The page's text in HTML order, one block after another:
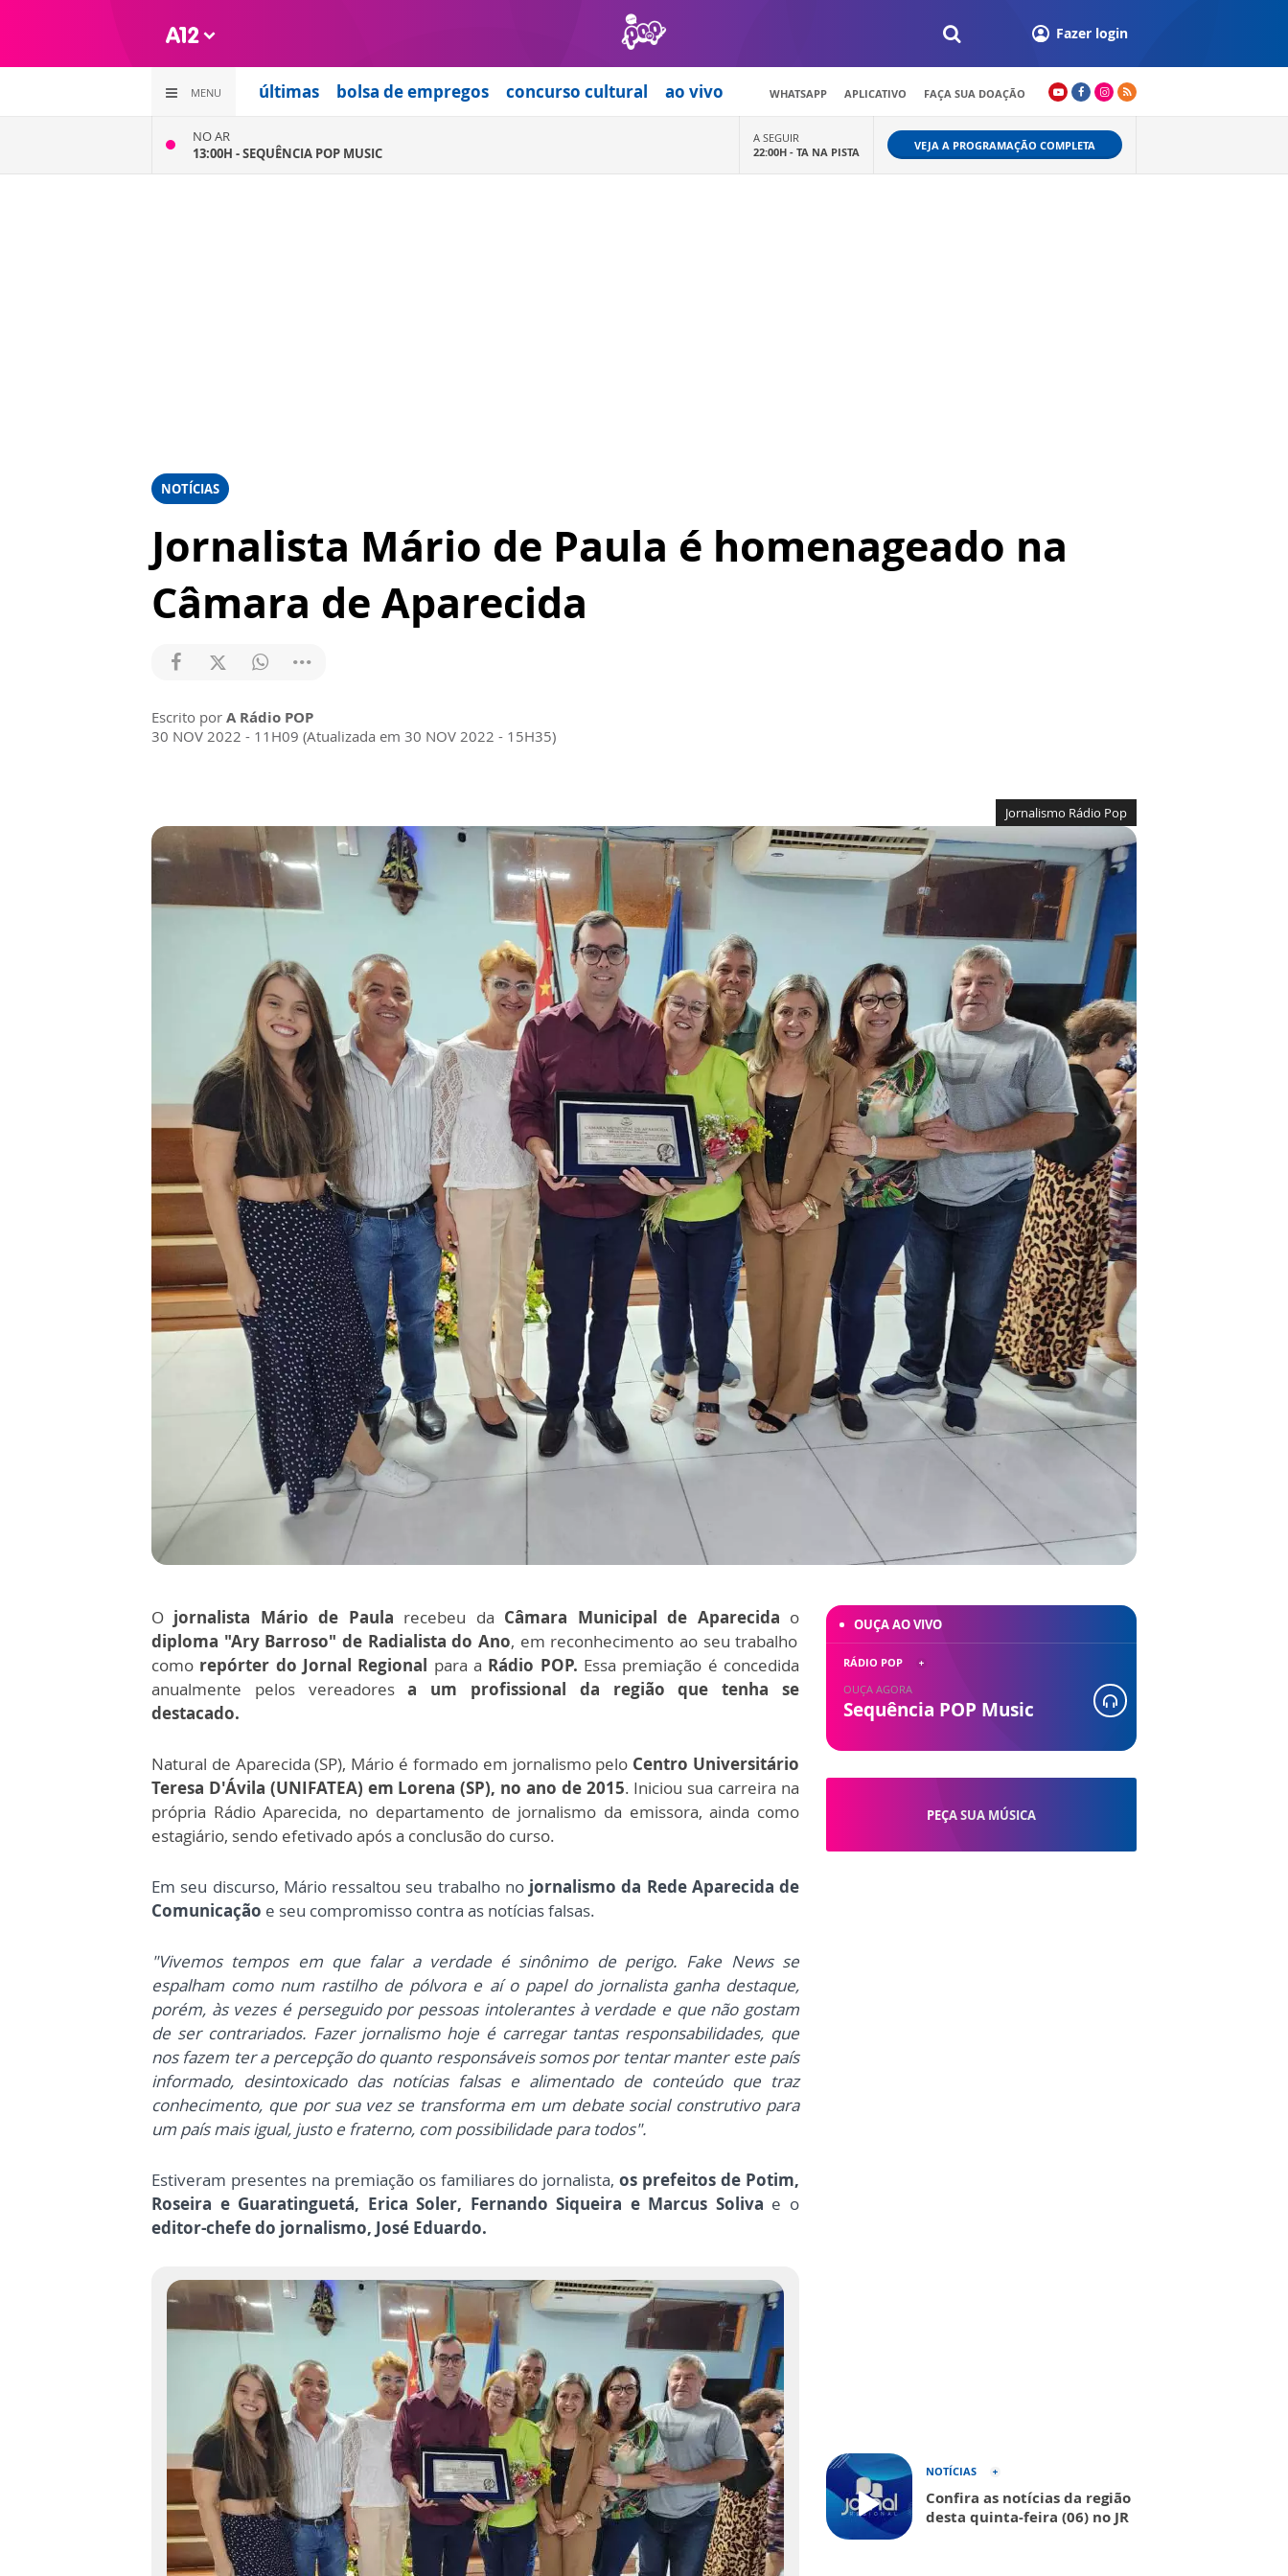
Fazer login
MENU últimas bolsa de empregos concurso cultural ao vivo WHATSAPP APLICATIVO FAÇA SUA DOAÇÃO
NO AR
13:00H -SEQUÊNCIA POP MUSIC
A SEGUIR
22:00H - TA NA PISTA VEJA A PROGRAMAÇÃO COMPLETA
NOTÍCIAS
Jornalista Mário de Paula é homenageado na
Câmara de Aparecida
Escrito por A Rádio POP
30 NOV 2022 - 11H09 (Atualizada em 30 NOV 2022 - 15H35)
Jornalismo Rádio Pop
O jornalista Mário de Paula recebeu da Câmara Municipal de Aparecida o
diploma "Ary Barroso" de Radialista do Ano, em reconhecimento ao seu trabalho
como repórter do Jornal Regional para a Rádio POP. Essa premiação é concedida
anualmente pelos vereadoresa um profissional da região que tenha se
destacado.
Natural de Aparecida (SP), Mário é formado em jornalismo pelo Centro Universitário
Teresa D'Ávila (UNIFATEA) em Lorena (SP), no ano de 2015. Iniciou sua carreira na
própria Rádio Aparecida, no departamento de jornalismo da emissora, ainda como
estagiário, sendo efetivado após a conclusão do curso.
Em seu discurso, Mário ressaltou seu trabalho nojornalismo da Rede Aparecida de
Comunicação e seu compromisso contra as notícias falsas.
"Vivemos tempos em que falar a verdade é sinônimo de perigo. Fake News se
espalham como num rastilho de pólvora e aí o papel do jornalista ganha destaque,
porém, às vezes é perseguido por pessoas intolerantes à verdade e que não gostam
de ser contrariados. Fazer jornalismo hoje é carregar tantas responsabilidades, que
nos fazem ter a percepção do quanto responsáveis somos por tentarmanter este país
informado, desintoxicado das notícias falsas e alimentado de conteúdo que traz
conhecimento, que por sua vez se transforma em um debate social construtivo para
um país mais igual, justo e fraterno, com possibilidade para todos".
Estiveram presentes na premiação os familiares do jornalista,os prefeitos de Potim,
Roseira e Guaratinguetá, Erica Soler, Fernando Siqueira e Marcus Soliva e o
editor-chefe do jornalismo, José Eduardo.
PEÇA SUA MÚSICA
OUÇA AO VIVO
RÁDIO POP
OUÇA AGORA
Sequência POP Music
NOTÍCIAS
Confira as notícias da região
desta quinta-feira (06) no JR